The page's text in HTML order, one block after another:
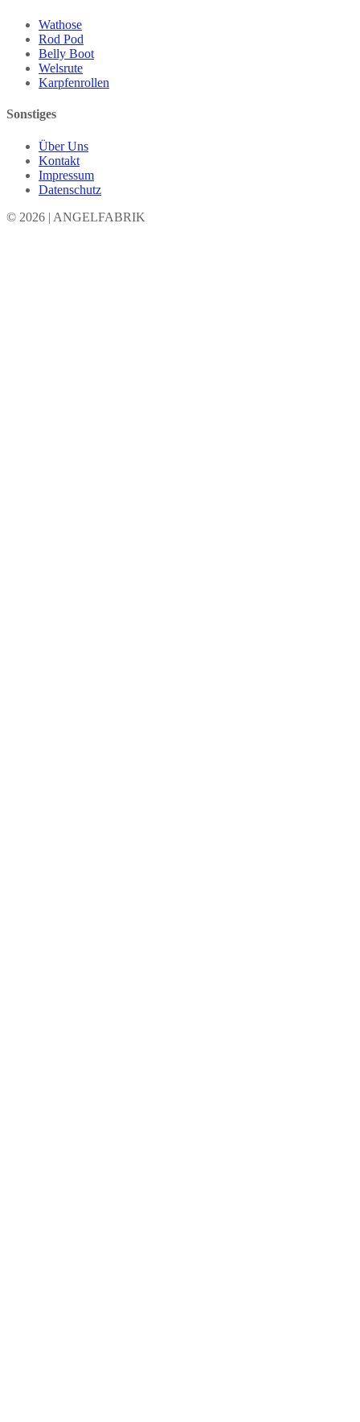
Wathose
Rod Pod
Belly Boot
Welsrute
Karpfenrollen
Sonstiges
Über Uns
Kontakt
Impressum
Datenschutz
© 2026 | ANGELFABRIK